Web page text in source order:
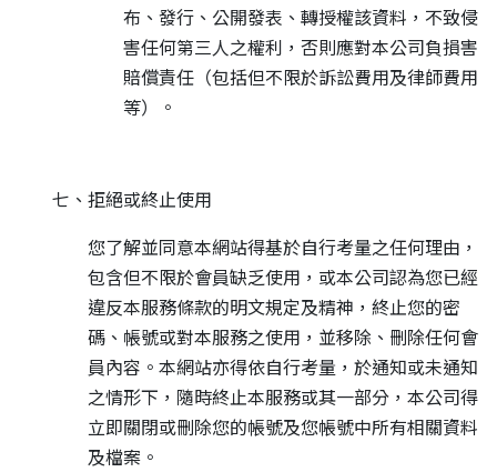
布、發行、公開發表、轉授權該資料，不致侵
害任何第三人之權利，否則應對本公司負損害
賠償責任（包括但不限於訴訟費用及律師費用
等）。
七、拒絕或終止使用
您了解並同意本網站得基於自行考量之任何理由，
包含但不限於會員缺乏使用，或本公司認為您已經
違反本服務條款的明文規定及精神，終止您的密
碼、帳號或對本服務之使用，並移除、刪除任何會
員內容。本網站亦得依自行考量，於通知或未通知
之情形下，隨時終止本服務或其一部分，本公司得
立即關閉或刪除您的帳號及您帳號中所有相關資料
及檔案。